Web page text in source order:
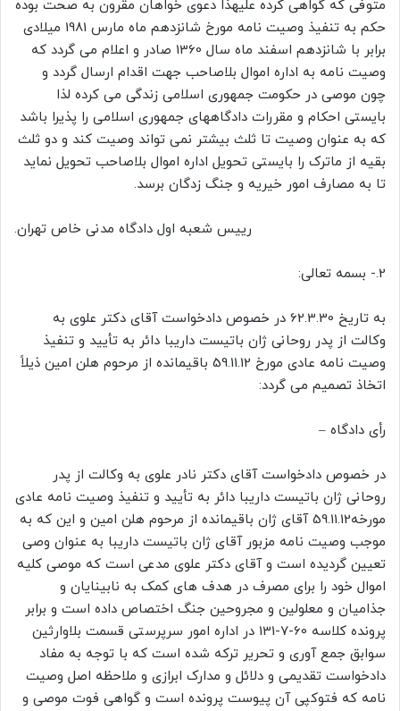
متوفی که گواهی کرده علیهذا دعوی خواهان مقرون به صحت بوده
حکم به تنفیذ وصیت نامه مورخ شانزدهم ماه مارس 1981 میلادی
برابر با شانزدهم اسفند ماه سال 1360 صادر و اعلام می گردد که
وصیت نامه به اداره اموال بلاصاحب جهت اقدام ارسال گردد و
چون موصی در حکومت جمهوری اسلامی زندگی می کرده لذا
بایستی احکام و مقررات دادگاههای جمهوری اسلامی را پذیرا باشد
که به عنوان وصیت تا ثلث بیشتر نمی تواند وصیت کند و دو ثلث
بقیه از ماترک را بایستی تحویل اداره اموال بلاصاحب تحویل نماید
تا به مصارف امور خیریه و جنگ زدگان برسد.
رییس شعبه اول دادگاه مدنی خاص تهران.
2.- بسمه تعالی:
به تاریخ 62.3.30 در خصوص دادخواست آقای دکتر علوی به
وکالت از پدر روحانی ژان باتیست داریبا دائر به تأیید و تنفیذ
وصیت نامه عادی مورخ 59.11.12 باقیمانده از مرحوم هلن امین ذیلاً
اتخاذ تصمیم می گردد:
رأی دادگاه –
در خصوص دادخواست آقای دکتر نادر علوی به وکالت از پدر
روحانی ژان باتیست داریبا دائر به تأیید و تنفیذ وصیت نامه عادی
مورخه59.11.12 آقای ژان باقیمانده از مرحوم هلن امین و این که به
موجب وصیت نامه مزبور آقای ژان باتیست داریبا به عنوان وصی
تعیین گردیده است و آقای دکتر علوی مدعی است که موصی کلیه
اموال خود را برای مصرف در هدف های کمک به نابینایان و
جذامیان و معلولین و مجروحین جنگ اختصاص داده است و برابر
پرونده کلاسه 60-7-131 در اداره امور سرپرستی قسمت بلاوارثین
سوابق جمع آوری و تحریر ترکه شده است که با توجه به مفاد
دادخواست تقدیمی و دلائل و مدارک ابرازی و ملاحظه اصل وصیت
نامه که فتوکپی آن پیوست پرونده است و گواهی فوت موصی و